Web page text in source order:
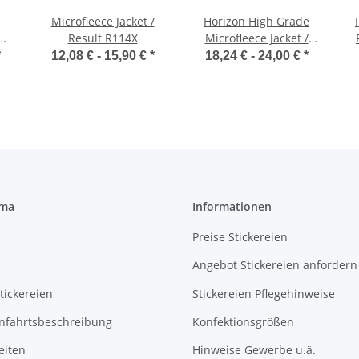
Microfleece Jacket /
Result R114X
12,08 € - 15,90 € *
Horizon High Grade
Microfleece Jacket /
Result R115
18,24 € - 24,00 € *
Informationen
Preise Stickereien
Angebot Stickereien anfordern
Stickereien Pflegehinweise
Konfektionsgrößen
Hinweise Gewerbe u.ä.